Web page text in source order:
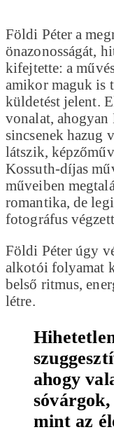
Földi Péter a
önazonosságát,
kifejtette: a
amikor maguk is
küldetést jelent.
vonalat,
sincsenek hazug
látszik,
Kossuth-díjas
műveiben
romantika, de
fotográfus
Földi Péter úgy
alkotói folyamat
belső ritmus,
létre.
ahogy
mint az